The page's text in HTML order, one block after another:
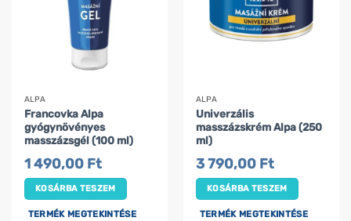
ALPA
Francovka Alpa
gyógynövényes
masszázsgél (100 ml)
1 490,00 Ft
KOSÁRBA TESZEM
TERMÉK MEGTEKINTÉSE
ALPA
Univerzális
masszázskrém Alpa (250
ml)
3 790,00 Ft
KOSÁRBA TESZEM
TERMÉK MEGTEKINTÉSE